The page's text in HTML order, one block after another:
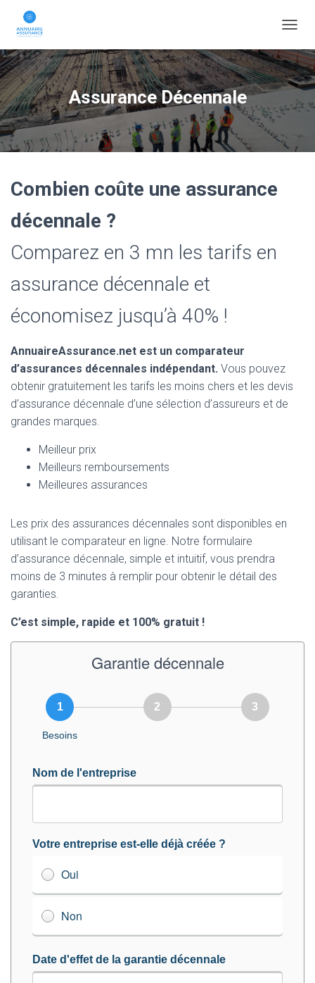
É
P
L
I
Assurance Décennale
Combien coûte une assurance
décennale ?
Comparez en 3 mn les tarifs en
assurance décennale et
économisez jusqu’à 40% !
AnnuaireAssurance.net est un comparateur
d’assurances décennales indépendant. Vous pouvez
obtenir gratuitement les tarifs les moins chers et les devis
d’assurance décennale d’une sélection d’assureurs et de
grandes marques.
Meilleur prix
Meilleurs remboursements
Meilleures assurances
Les prix des assurances décennales sont disponibles en
utilisant le comparateur en ligne. Notre formulaire
d’assurance décennale, simple et intuitif, vous prendra
moins de 3 minutes à remplir pour obtenir le détail des
garanties.
C’est simple, rapide et 100% gratuit !